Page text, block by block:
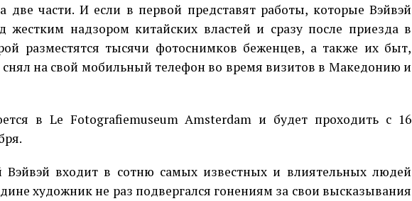
две части. И если в первой представят работы, которые Вэйвэй
жестким надзором китайских властей и сразу после приезда в
разместятся тысячи фотоснимков беженцев, а также их быт,
на свой мобильный телефон во время визитов в Македонию и
в Le Fotografiemuseum Amsterdam и будет проходить с 16
входит в сотню самых известных и влиятельных людей
художник не раз подвергался гонениям за свои высказывания